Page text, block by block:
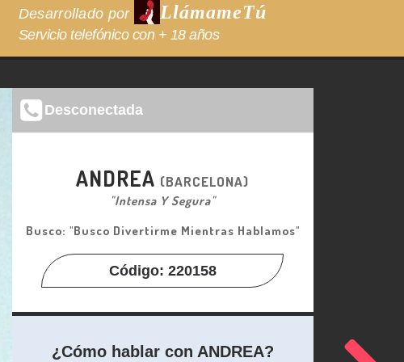
Desarrollado por LlámameTú
Servicio telefónico con + 18 años
Desconectada
ANDREA (BARCELONA)
"Intensa Y Segura"
Busco: "Busco Divertirme Mientras Hablamos"
Código: 220158
¿Cómo hablar con ANDREA?